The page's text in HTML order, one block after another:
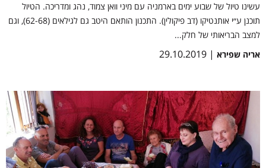
עשינו טיול של שבוע ימים בארמניה עם מיני וואן צמוד, נהג ומדריכה. הטיול
תוכנן ע״י אותנטיקו (דב פיקולין). התכנון הותאם היטב גם לגילאים (62-68), וגם
למצב הבריאותי של חלק...
אריה שפירא | 29.10.2019